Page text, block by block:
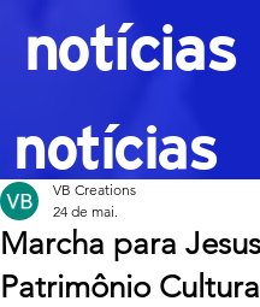
notícias
Marcha para
Patrimônio
VB Creations
24 de mai.
notícias